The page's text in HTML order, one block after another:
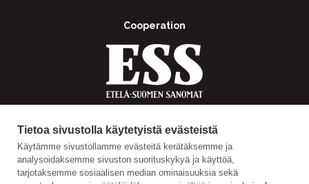
Tietoa sivustolla käytetyistä evästeistä
Käytämme sivustollamme evästeitä kerätäksemme ja
analysoidaksemme sivuston suorituskykyä ja käyttöä,
tarjotaksemme sosiaalisen median ominaisuuksia sekä
Cooperation